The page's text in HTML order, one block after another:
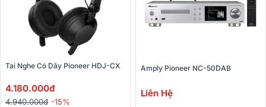
Tai Nghe Có Dây Pioneer HDJ-CX
4.180.000đ
4.940.000đ -15%
Amply Pioneer NC-50DAB
Liên Hệ